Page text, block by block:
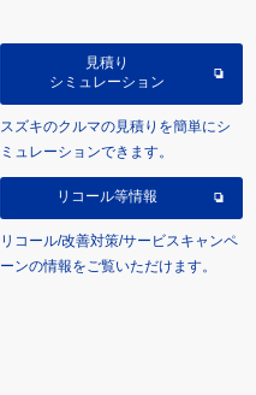
見積り
シミュレーション
スズキのクルマの見積りを簡単にシ
ミュレーションできます。
リコール等情報
リコール/改善対策/サービスキャンペ
ーンの情報をご覧いただけます。